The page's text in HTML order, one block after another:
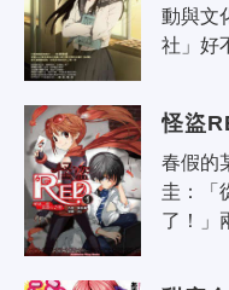
動與文
社」好
年——
怪盜
春假的
圭：「
了！」